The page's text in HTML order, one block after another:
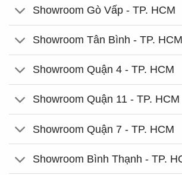
Showroom Gò Vấp - TP. HCM
Showroom Tân Bình - TP. HCM
Showroom Quận 4 - TP. HCM
Showroom Quận 11 - TP. HCM
Showroom Quận 7 - TP. HCM
Showroom Bình Thạnh - TP.